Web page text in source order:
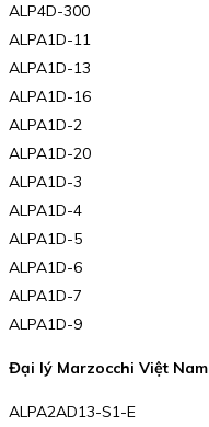
ALP4D-300
ALPA1D-11
ALPA1D-13
ALPA1D-16
ALPA1D-2
ALPA1D-20
ALPA1D-3
ALPA1D-4
ALPA1D-5
ALPA1D-6
ALPA1D-7
ALPA1D-9
Đại lý Marzocchi Việt Nam
ALPA2AD13-S1-E